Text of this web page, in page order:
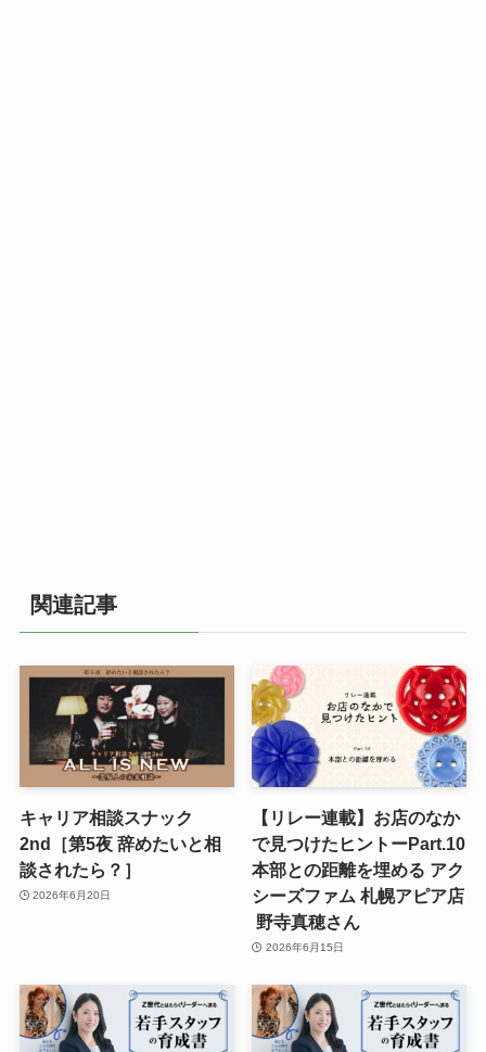
関連記事
キャリア相談スナック
2nd［第5夜 辞めたいと相
談されたら？］
2026年6月20日
【リレー連載】お店のなか
で見つけたヒントーPart.10
本部との距離を埋める アク
シーズファム 札幌アピア店
野寺真穂さん
2026年6月15日